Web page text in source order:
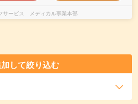
サービス メディカル事業本部
して絞り込む